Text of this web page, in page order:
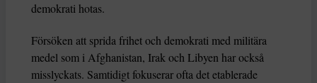
demokrati hotas.
Försöken att sprida frihet och demokrati med militära
medel som i Afghanistan, Irak och Libyen har också
misslyckats. Samtidigt fokuserar ofta det etablerade